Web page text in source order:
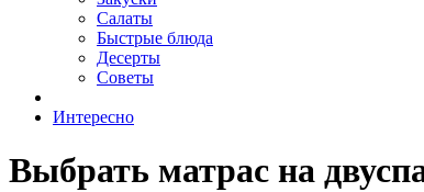
Салаты
Быстрые блюда
Десерты
Советы
Интересно
Выбрать матрас на